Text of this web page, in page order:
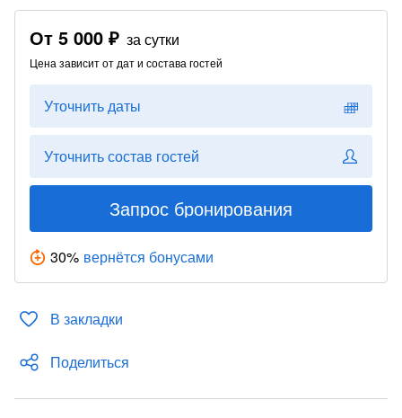
От 5 000 ₽ за сутки
Цена зависит от дат и состава гостей
Уточнить даты
Уточнить состав гостей
Запрос бронирования
30% вернётся бонусами
В закладки
Поделиться